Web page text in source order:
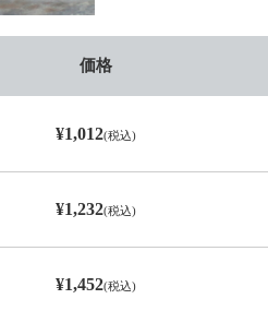
価格
¥1,012(税込)
¥1,232(税込)
¥1,452(税込)